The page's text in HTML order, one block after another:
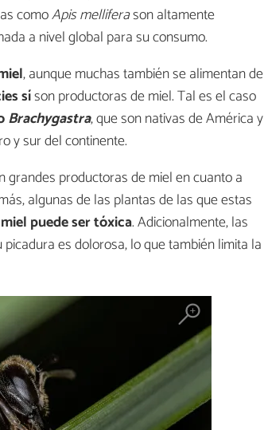
comoApis melliferason altamente
a nivel global para su consumo.
, aunque muchas también se alimentan de
síson productoras de miel. Tal es el caso
Brachygastra, que son nativas de América y
y sur del continente.
grandes productoras de miel en cuanto a
algunas de las plantas de las que estas
puede ser tóxica. Adicionalmente, las
es dolorosa, lo que también limita la